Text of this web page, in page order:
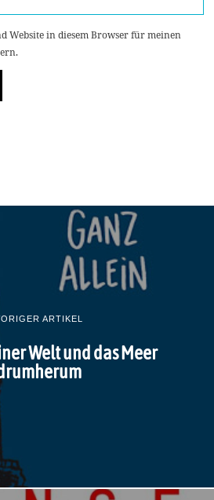
Website in diesem Browser für meinen
ARTIKEL
Welt und das Meer